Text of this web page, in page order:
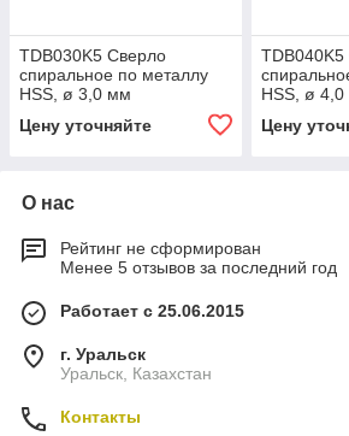
TDB030K5 Сверло
спиральное по металлу
HSS, ø 3,0 мм
Цену уточняйте
HSS, ø
Цену
О нас
Рейтинг не сформирован
Менее 5 отзывов за последний год
Работает с 25.06.2015
г. Уральск
Уральск, Казахстан
Контакты